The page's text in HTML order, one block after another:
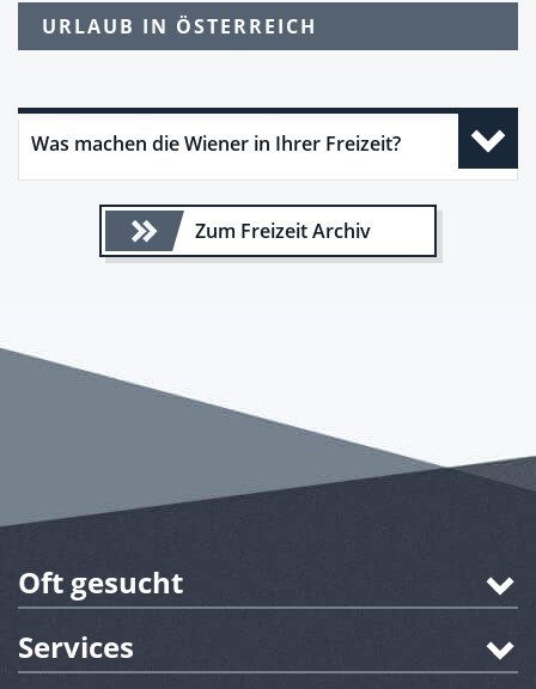
URLAUB IN ÖSTERREICH
Was machen die Wiener in Ihrer Freizeit?
Zum Freizeit Archiv
Oft gesucht
Services